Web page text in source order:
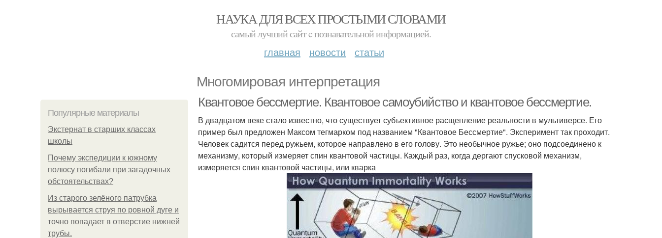
НАУКА ДЛЯ ВСЕХ ПРОСТЫМИ СЛОВАМИ
самый лучший сайт c познавательной информацией.
главная новости статьи
Многомировая интерпретация
Популярные материалы
Экстернат в старших классах
школы
Почему экспедиции к южному
полюсу погибали при загадочных
обстоятельствах?
Из старого зелёного патрубка
вырывается струя по ровной дуге и
точно попадает в отверстие нижней
трубы.
Квантовое бессмертие. Квантовое самоубийство и квантовое бессмертие.
В двадцатом веке стало известно, что существует субъективное расщепление реальности в мультиверсе. Его
пример был предложен Максом тегмарком под названием "Квантовое Бессмертие". Эксперимент так проходит.
Человек садится перед ружьем, которое направлено в его голову. Это необычное ружье; оно подсоединено к
механизму, который измеряет спин квантовой частицы. Каждый раз, когда дергают спусковой механизм,
измеряется спин квантовой частицы, или кварка